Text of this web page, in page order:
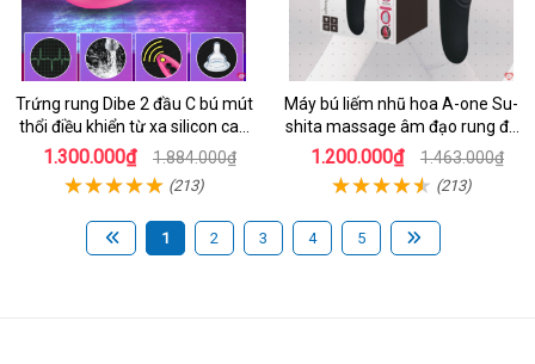
Trứng rung Dibe 2 đầu C bú mút
thổi điều khiển từ xa silicon cao
cấp kích thích điểm G
1.300.000₫ 1.884.000₫
(213)
Máy bú liếm nhũ hoa A-one Su-
shita massage âm đạo rung đa
chế độ
1.200.000₫ 1.463.000₫
(213)
1 2 3 4 5